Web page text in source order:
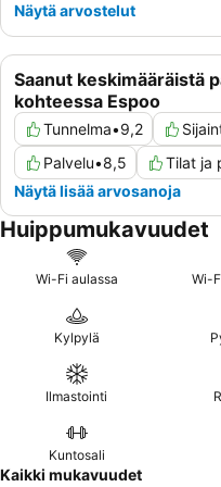
Saanut keskimääräistä
kohteessa Espoo
Tunnelma•9,2
Palvelu•8,5 Tilat ja
Näytä lisää arvosanoja
Näytä arvostelut
Huippumukavuudet
Wi-Fi aulassa Wi-
Kylpylä
Ilmastointi
Kuntosali
Kaikki mukavuudet